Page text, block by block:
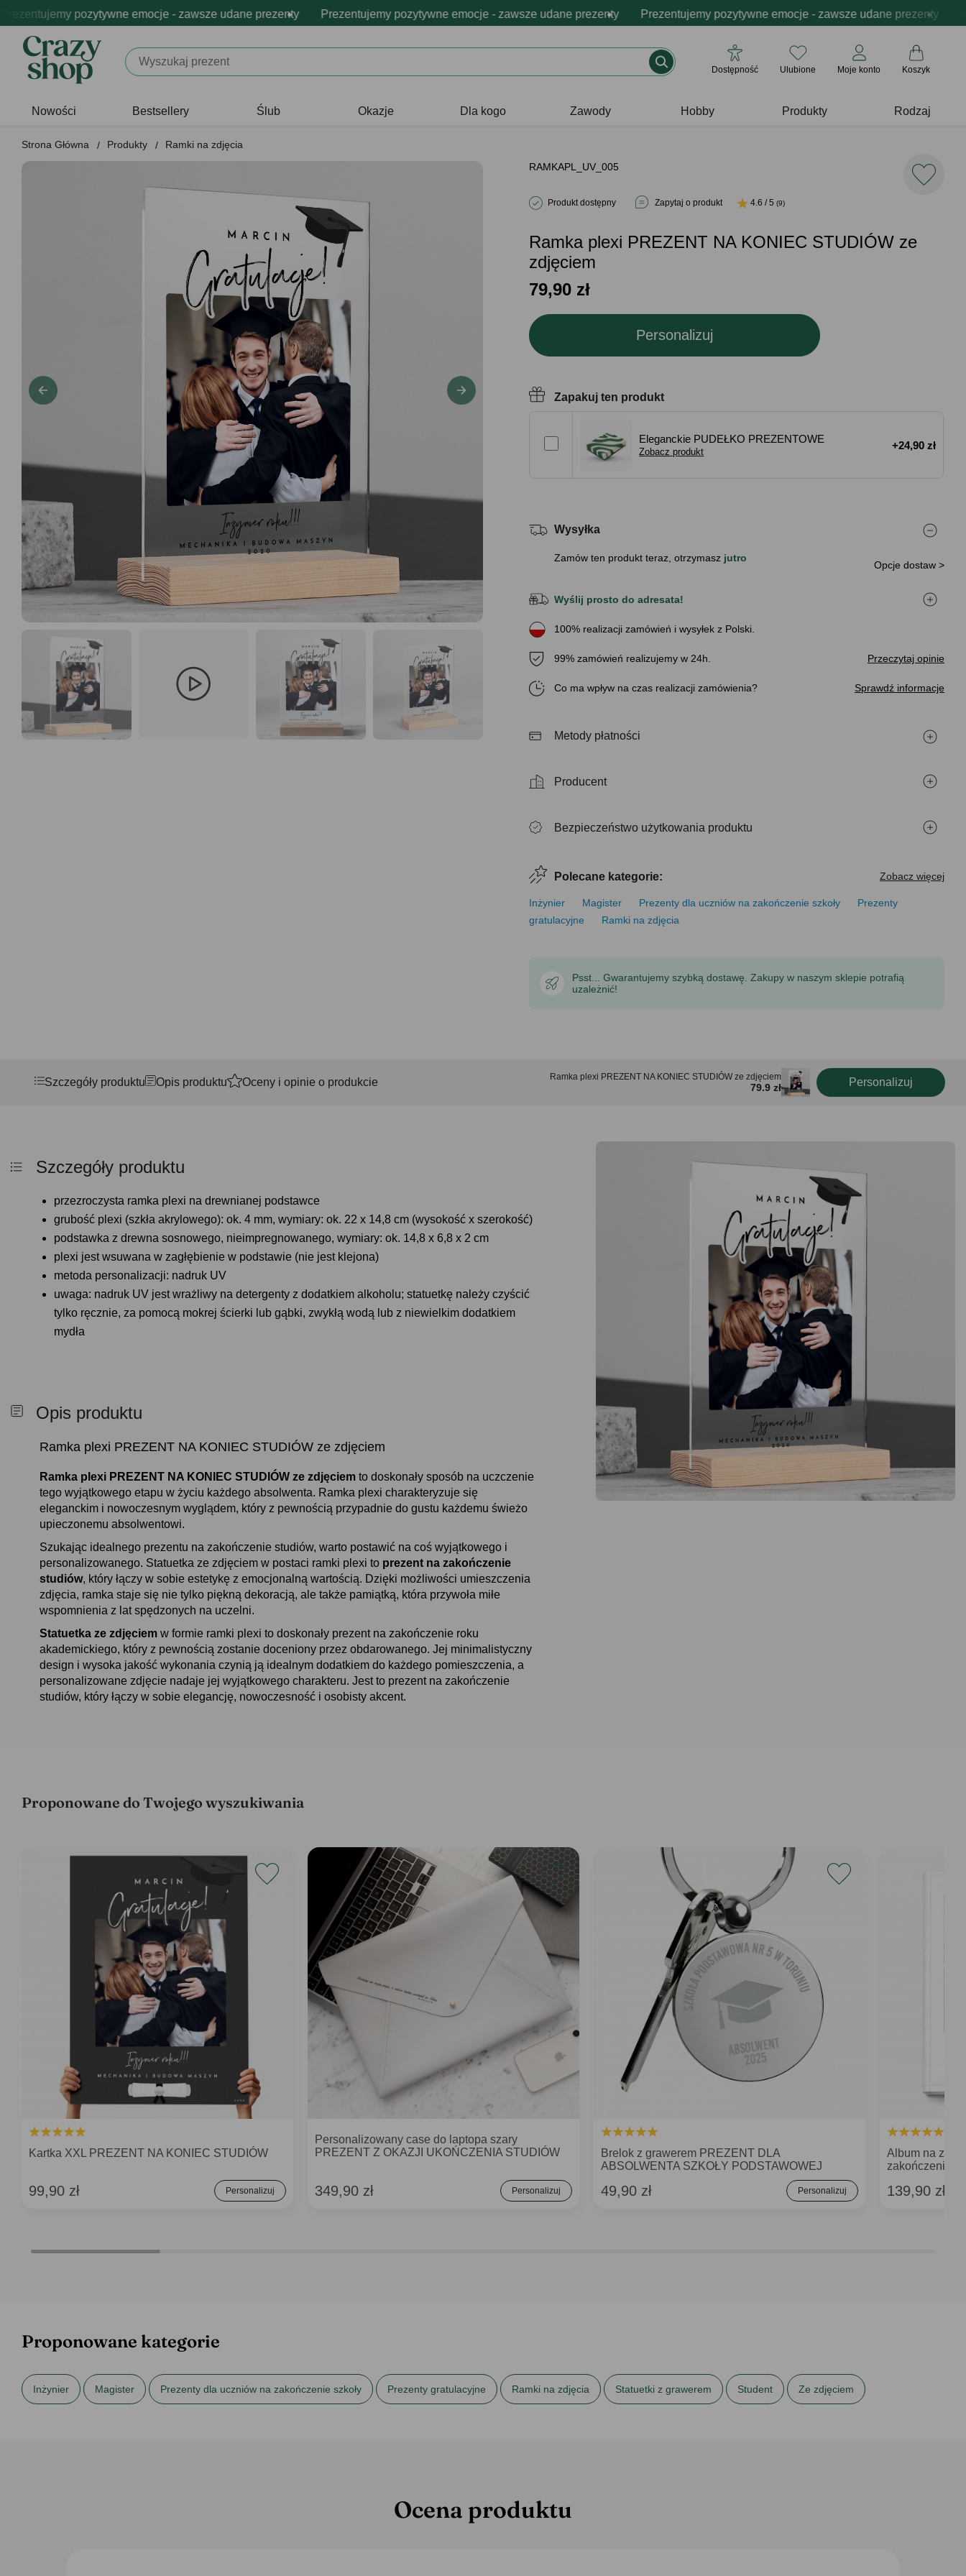
zamówień dostarczamy w 24h 98% zamówień dostarczamy w 24h 98% zamówień dostarczamy w 24h 98% zamówień dostarczamy w 24h 98% zamówień dostarczamy w 24h
i darmowa personalizacja produktów Profesjonalna i darmowa personalizacja produktów Profesjonalna i darmowa personalizacja produktów Profesjonalna i darmowa
pozytywne emocje - zawsze udane prezenty Prezentujemy pozytywne emocje - zawsze udane prezenty Prezentujemy pozytywne emocje - zawsze udane prezenty
Dostępność Ulubione Moje konto Koszyk
Nowości Bestsellery Ślub Okazje Dla kogo Zawody Hobby Produkty Rodzaj
Strona Główna Produkty
Ramki na zdjęcia
RAMKAPL_UV_005
Produkt dostępny Zapytaj o produkt 4.6 / 5(9)
Ramka plexi PREZENT NA KONIEC STUDIÓW ze
zdjęciem
79,90 zł
Personalizuj
Zapakuj ten produkt
Eleganckie PUDEŁKO PREZENTOWE
Zobacz produkt
+24,90 zł
Wysyłka
Zamów ten produkt teraz, otrzymasz jutro
Opcje dostaw >
Wyślij prosto do adresata!
100% realizacji zamówień i wysyłek z Polski.
99% zamówień realizujemy w 24h. Przeczytaj opinie
Co ma wpływ na czas realizacji zamówienia Sprawdź informacje
Metody płatności
Producent
Bezpieczeństwo użytkowania produktu
Polecane kategorie: Zobacz więcej
Inżynier Magister Prezenty dla uczniów na zakończenie szkoły
Prezenty
gratulacyjne
Ramki na zdjęcia
Psst... Gwarantujemy szybką dostawę. Zakupy w naszym sklepie potrafią
uzależnić!
Szczegóły produktu Opis produktu Oceny i opinie o produkcie Ramka plexi PREZENT NA KONIEC STUDIÓW ze zdjęciem
79.9 zł Personalizuj
Szczegóły produktu
przezroczysta ramka plexi na drewnianej podstawce
grubość plexi (szkła akrylowego): ok. 4 mm, wymiary: ok. 22 x 14,8 cm (wysokość x szerokość)
podstawka z drewna sosnowego, nieimpregnowanego, wymiary: ok. 14,8 x 6,8 x 2 cm
plexi jest wsuwana w zagłębienie w podstawie (nie jest klejona)
metoda personalizacji: nadruk UV
uwaga: nadruk UV jest wrażliwy na detergenty z dodatkiem alkoholu; statuetkę należy czyścić
tylko ręcznie, za pomocą mokrej ścierki lub gąbki, zwykłą wodą lub z niewielkim dodatkiem
mydła
Opis produktu
Ramka plexi PREZENT NA KONIEC STUDIÓW ze zdjęciem
Ramka plexi PREZENT NA KONIEC STUDIÓW ze zdjęciem to doskonały sposób na uczczenie
tego wyjątkowego etapu w życiu każdego absolwenta. Ramka plexi charakteryzuje się
eleganckim i nowoczesnym wyglądem, który z pewnością przypadnie do gustu każdemu świeżo
upieczonemu absolwentowi.
Szukając idealnego prezentu na zakończenie studiów, warto postawić na coś wyjątkowego i
personalizowanego. Statuetka ze zdjęciem w postaci ramki plexi to prezent na zakończenie
studiów, który łączy w sobie estetykę z emocjonalną wartością. Dzięki możliwości umieszczenia
zdjęcia, ramka staje się nie tylko piękną dekoracją, ale także pamiątką, która przywoła miłe
wspomnienia z lat spędzonych na uczelni.
Statuetka ze zdjęciem w formie ramki plexi to doskonały prezent na zakończenie roku
akademickiego, który z pewnością zostanie doceniony przez obdarowanego. Jej minimalistyczny
design i wysoka jakość wykonania czynią ją idealnym dodatkiem do każdego pomieszczenia, a
personalizowane zdjęcie nadaje jej wyjątkowego charakteru. Jest to prezent na zakończenie
studiów, który łączy w sobie elegancję, nowoczesność i osobisty akcent.
Proponowane do Twojego wyszukiwania
Kartka XXL PREZENT NA KONIEC STUDIÓW
99,90 zł Personalizuj
Personalizowany case do laptopa szary
PREZENT Z OKAZJI UKOŃCZENIA STUDIÓW
349,90 zł Personalizuj
Brelok z grawerem PREZENT DLA
ABSOLWENTA SZKOŁY PODSTAWOWEJ
49,90 zł Personalizuj
Album na
zakończenie
139,90 zł
Proponowane kategorie
Inżynier Magister Prezenty dla uczniów na zakończenie szkoły Prezenty gratulacyjne Ramki na zdjęcia Statuetki z grawerem Student Ze zdjęciem
Ocena produktu